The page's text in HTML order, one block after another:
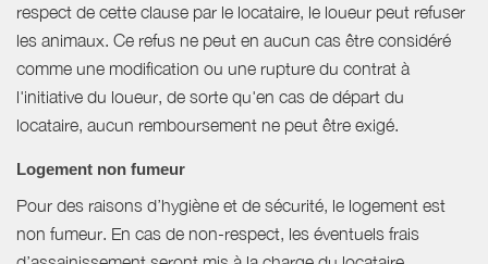
respect de cette clause par le locataire, le loueur peut refuser
les animaux. Ce refus ne peut en aucun cas être considéré
comme une modification ou une rupture du contrat à
l'initiative du loueur, de sorte qu'en cas de départ du
locataire, aucun remboursement ne peut être exigé.
Logement non fumeur
Pour des raisons d’hygiène et de sécurité, le logement est
non fumeur. En cas de non-respect, les éventuels frais